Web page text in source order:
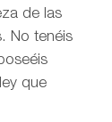
de las
No tenéis
que